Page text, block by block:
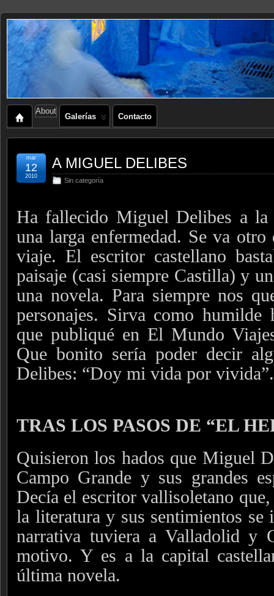
About
Galerías Contacto
A MIGUEL DELIBES
Sin categoría
mar
12
2010
Ha fallecido Miguel Delibes a la
una larga enfermedad. Se va otro
viaje. El escritor castellano
paisaje (casi siempre Castilla) y
una novela. Para siempre nos
personajes. Sirva como humilde
que publiqué en El Mundo
Que bonito sería poder decir
Delibes: “Doy mi vida por
TRAS LOS PASOS DE “EL
Quisieron los hados que Miguel
Campo Grande y sus grandes
Decía el escritor vallisoletano
la literatura y sus sentimientos se
narrativa tuviera a Valladolid y
motivo. Y es a la capital
última novela.